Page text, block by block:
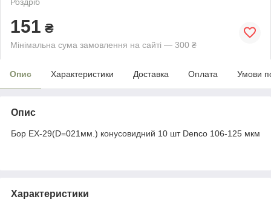
151 ₴
Мінімальна сума замовлення на сайті — 300 ₴
Опис Характеристики Доставка Оплата Умови
Опис
Бор EX-29(D=021мм.) конусовидний 10 шт Denco 106-125 мкм
Характеристики